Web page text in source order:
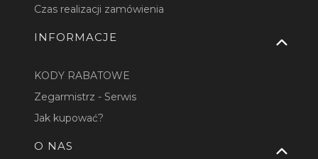
Czas realizacji zamówienia
INFORMACJE
KODY RABATOWE
Zegarmistrz - Serwis
Jak kupować?
O NAS